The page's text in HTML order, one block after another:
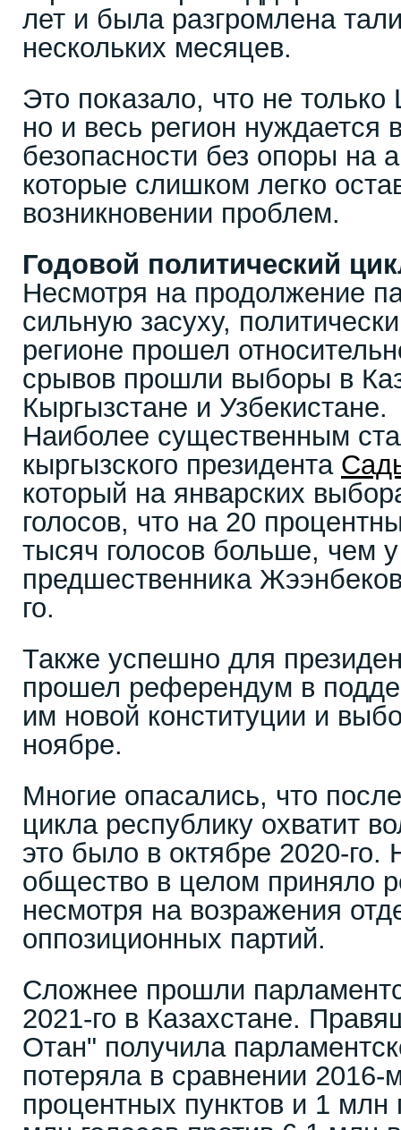
лет и была разгромлена
нескольких месяцев.
Это показало, что не
но и весь регион нуждается
безопасности без опоры на
которые слишком легко
возникновении проблем.
Годовой политический
Несмотря на продолжение
сильную засуху,
регионе прошел
срывов прошли выборы в
Кыргызстане и Узбекистане.
Наиболее существенным
кыргызского президента
который на январских
голосов, что на 20
тысяч голосов больше, чем у
предшественника
го.
Также успешно для
прошел референдум в
им новой конституции и
ноябре.
Многие опасались, что
цикла республику охватит
это было в октябре 2020-го.
общество в целом приняло
несмотря на возражения
оппозиционных партий.
Сложнее прошли
2021-го в Казахстане.
Отан" получила
потеряла в сравнении 2016-
процентных пунктов и 1 млн